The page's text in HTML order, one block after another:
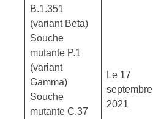
B.1.351
(variant Beta)
Souche
mutante P.1
(variant
Gamma)
Souche
mutante C.37
Le 17
septembre
2021